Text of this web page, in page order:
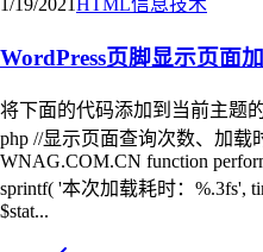
1/19/2021 HTML信息技术
WordPress页脚显示页面
将下面的代码添加到当前主题
php //显示页面查询次数、加载
WNAG.COM.CN function
sprintf( '本次加载耗时：%.3fs',
$stat...